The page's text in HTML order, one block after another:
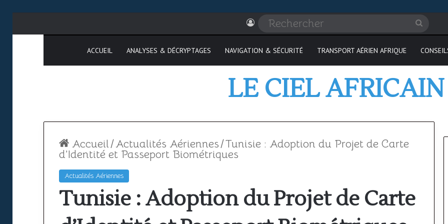
Connexion
ACCUEIL ANALYSES & DÉCRYPTAGES NAVIGATION & SÉCURITÉ TRANSPORT AÉRIEN AFRIQUE
LE CIEL AFRICAIN
Accueil/Actualités Aériennes/Tunisie : Adoption du Projet de Carte
d’Identité et Passeport Biométriques
Actualités Aériennes
Tunisie : Adoption du Projet de Carte
SAATM
:
pourquoi
Où
passer
son